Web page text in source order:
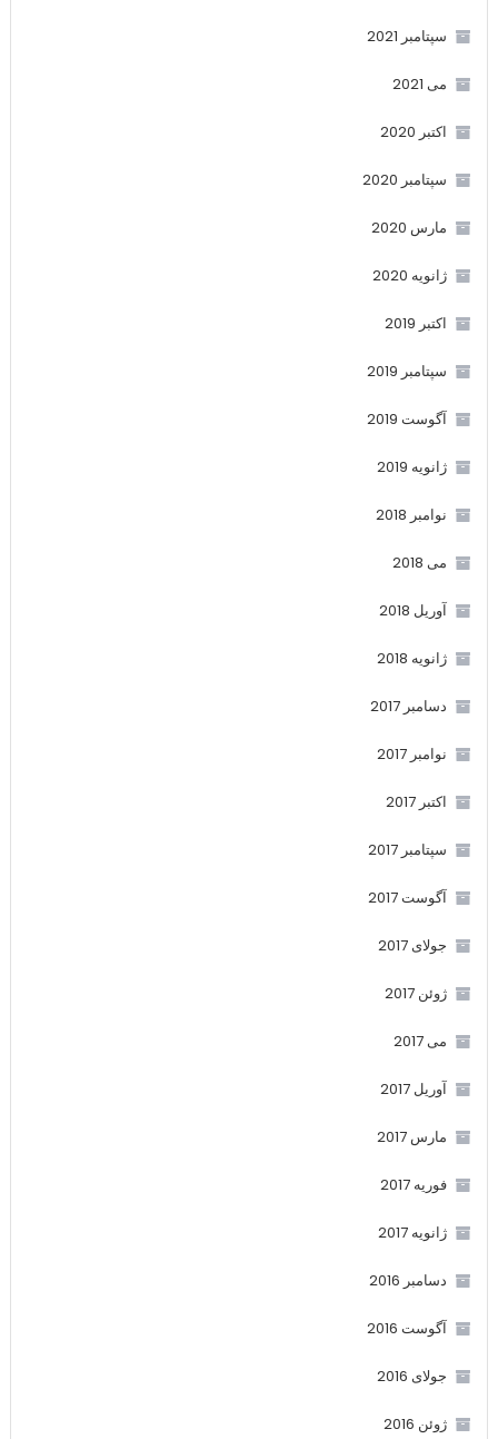
سپتامبر 2021
می 2021
اکتبر 2020
سپتامبر 2020
مارس 2020
ژانویه 2020
اکتبر 2019
سپتامبر 2019
آگوست 2019
ژانویه 2019
نوامبر 2018
می 2018
آوریل 2018
ژانویه 2018
دسامبر 2017
نوامبر 2017
اکتبر 2017
سپتامبر 2017
آگوست 2017
جولای 2017
ژوئن 2017
می 2017
آوریل 2017
مارس 2017
فوریه 2017
ژانویه 2017
دسامبر 2016
آگوست 2016
جولای 2016
ژوئن 2016